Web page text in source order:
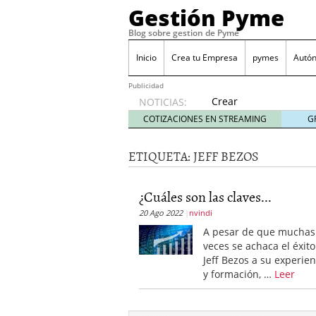
Gestión Pyme
Blog sobre gestion de Pyme
Inicio Crea tu Empresa pymes
Publicidad
NOTICIAS:
Crear
empresa
online vs
tradicional:
ventajas
para
mayo 29,
2026
Sobres de cartón: una
septiembre 4, 2025
Cómo convertir tu
Reubicación
COTIZACIONES EN STREAMING
ETIQUETA: JEFF BEZOS
¿Cuáles son las claves...
20 Ago 2022 nvindi
A pesar de que muchas
veces se achaca el
Jeff Bezos a su
y formación, … Leer